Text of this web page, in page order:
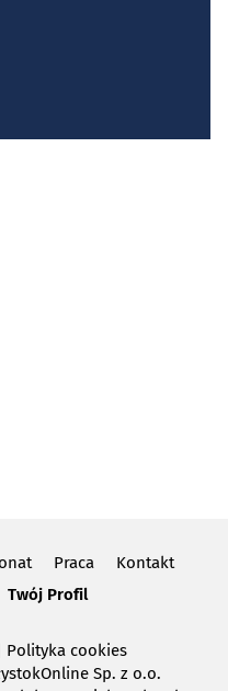
Praca
Kontakt
Twój Profil
Polityka cookies
Sp. z o.o.